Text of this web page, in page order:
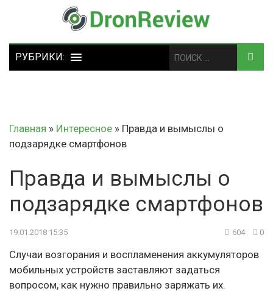
Главная » Интересное » Правда и вымыслы о
подзарядке смартфонов
Правда и вымыслы о
подзарядке смартфонов
19.01.2018 15:35 604 0
Случаи возгорания и воспламенения аккумуляторов
мобильных устройств заставляют задаться
вопросом, как нужно правильно заряжать их.